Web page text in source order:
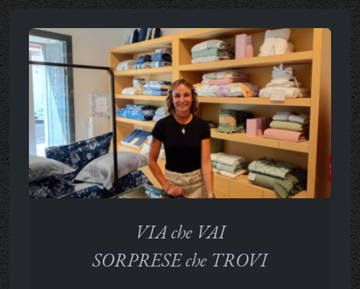
VIA che VAI
SORPRESE che TROVI